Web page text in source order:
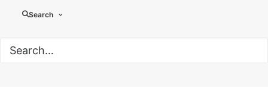
Search
Kunstig intelligens utvikler seg raskt, og